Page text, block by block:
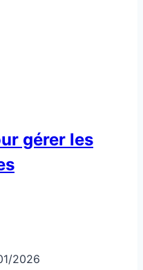
gérer les
2026